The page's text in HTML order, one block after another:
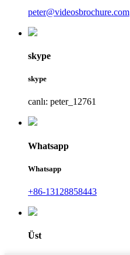
peter@videosbrochure.com
skype
skype
canlı: peter_12761
Whatsapp
Whatsapp
+86-13128858443
Üst